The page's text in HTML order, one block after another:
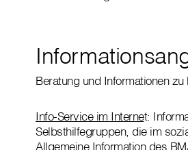
Beratung und Informationen zu
Info-Service im Internet:
Selbsthilfegruppen, die im
Allgemeine Information des